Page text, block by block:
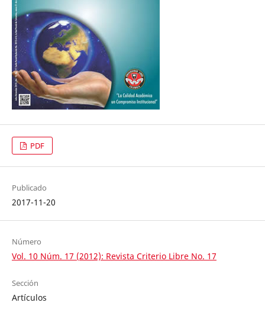
PDF
Publicado
2017-11-20
Número
Vol. 10 Núm. 17 (2012): Revista Criterio Libre No. 17
Sección
Artículos